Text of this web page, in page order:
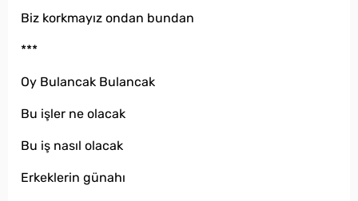
Biz korkmayız ondan bundan
***
Oy Bulancak Bulancak
Bu işler ne olacak
Bu iş nasıl olacak
Erkeklerin günahı